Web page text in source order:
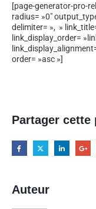
[page-generator-pro-
radius= »0″
delimiter= », »
link_display_order=
order= »asc »]
Partager cette
Auteur